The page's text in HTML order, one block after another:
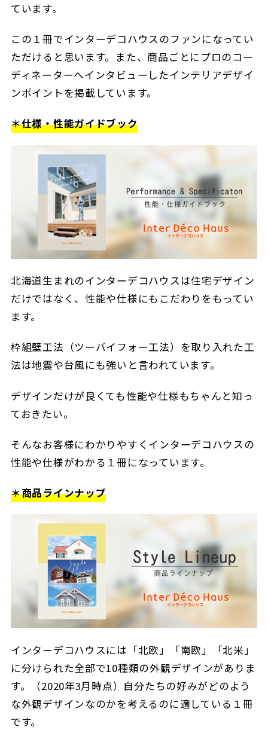
ています。
この１冊でインターデコハウスのファンになってい
ただけると思います。また、商品ごとにプロのコー
ディネーターへインタビューしたインテリアデザイ
ンポイントを掲載しています。
＊仕様・性能ガイドブック
北海道生まれのインターデコハウスは住宅デザイン
だけではなく、性能や仕様にもこだわりをもってい
ます。
枠組壁工法（ツーバイフォー工法）を取り入れた工
法は地震や台風にも強いと言われています。
デザインだけが良くても性能や仕様もちゃんと知っ
ておきたい。
そんなお客様にわかりやすくインターデコハウスの
性能や仕様がわかる１冊になっています。
＊商品ラインナップ
インターデコハウスには「北欧」「南欧」「北米」
に分けられた全部で10種類の外観デザインがありま
す。（2020年3月時点）自分たちの好みがどのよう
な外観デザインなのかを考えるのに適している１冊
です。